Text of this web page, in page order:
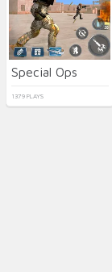
Special Ops
1379 PLAYS